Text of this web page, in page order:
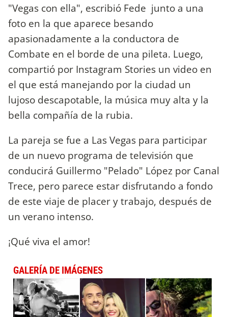
"Vegas con ella", escribió Fede junto a una
foto en la que aparece besando
apasionadamente a la conductora de
Combate en el borde de una pileta. Luego,
compartió por Instagram Stories un video en
el que está manejando por la ciudad un
lujoso descapotable, la música muy alta y la
bella compañía de la rubia.
La pareja se fue a Las Vegas para participar
de un nuevo programa de televisión que
conducirá Guillermo "Pelado" López por Canal
Trece, pero parece estar disfrutando a fondo
de este viaje de placer y trabajo, después de
un verano intenso.
¡Qué viva el amor!
GALERÍA DE IMÁGENES